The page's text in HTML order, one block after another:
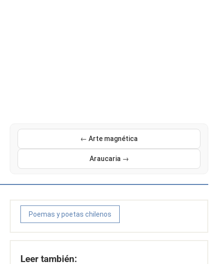
← Arte magnética
Araucaria →
Poemas y poetas chilenos
Leer también: